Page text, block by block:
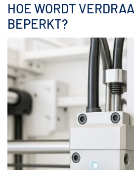
HOE WORDT
BEPERKT?